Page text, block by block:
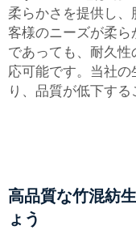
柔らかさを提供し
客様のニーズが柔
であっても、耐久
応可能です。当社
り、品質が低下する
高品質な竹混紡
ょう